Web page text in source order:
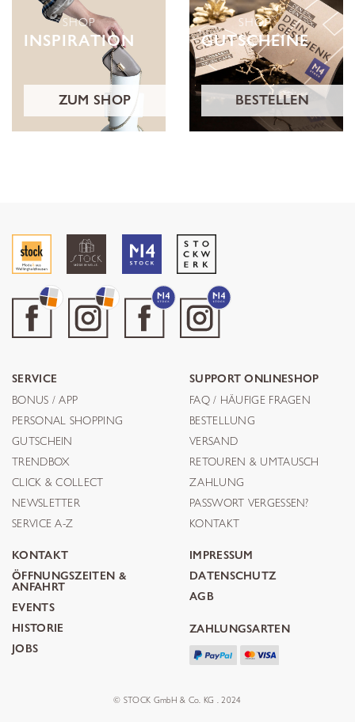
SHOP
INSPIRATION
ZUM SHOP
SHOP
GUTSCHEINE
BESTELLEN
SERVICE
BONUS / APP
PERSONAL SHOPPING
GUTSCHEIN
TRENDBOX
CLICK & COLLECT
NEWSLETTER
SERVICE A-Z
SUPPORT ONLINESHOP
FAQ / HÄUFIGE FRAGEN
BESTELLUNG
VERSAND
RETOUREN & UMTAUSCH
ZAHLUNG
PASSWORT VERGESSEN?
KONTAKT
KONTAKT
ÖFFNUNGSZEITEN &
ANFAHRT
EVENTS
HISTORIE
JOBS
IMPRESSUM
DATENSCHUTZ
AGB
ZAHLUNGSARTEN
© STOCK GmbH & Co. KG . 2024